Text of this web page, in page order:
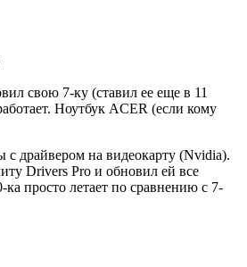
свою 7-ку (ставил ее еще в 11
Ноутбук ACER (если кому
с драйвером на видеокарту (Nvidia).
Drivers Pro и обновил ей все
ка просто летает по сравнению с 7-